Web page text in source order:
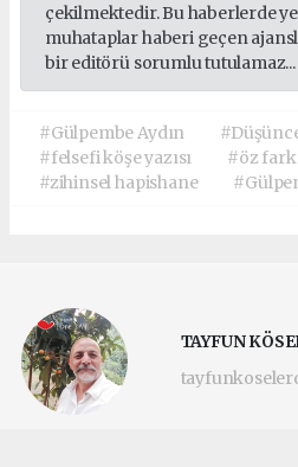
çekilmektedir. Bu haberlerde
muhataplar haberi geçen
bir editörü sorumlu tutulamaz...
#Gülpembe Aydın
#felsefi köşe yazısı
#öz
#zihinsel hapishane
TAYFUN